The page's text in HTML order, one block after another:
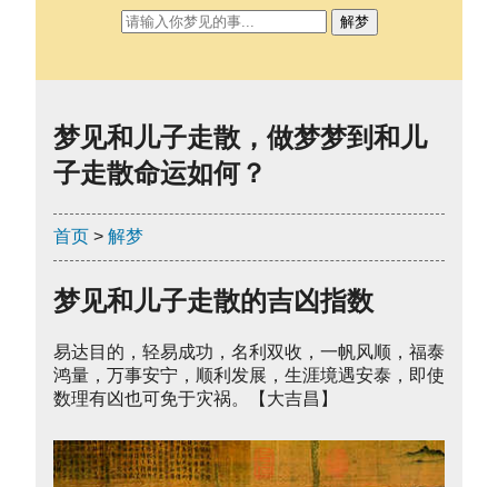
梦见和儿子走散，做梦梦到和儿
子走散命运如何？
首页 > 解梦
梦见和儿子走散的吉凶指数
易达目的，轻易成功，名利双收，一帆风顺，福泰
鸿量，万事安宁，顺利发展，生涯境遇安泰，即使
数理有凶也可免于灾祸。【大吉昌】
解梦